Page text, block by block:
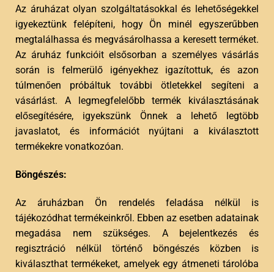
Az áruházat olyan szolgáltatásokkal és lehetőségekkel
igyekeztünk felépíteni, hogy Ön minél egyszerűbben
megtalálhassa és megvásárolhassa a keresett terméket.
Az áruház funkcióit elsősorban a személyes vásárlás
során is felmerülő igényekhez igazítottuk, és azon
túlmenően próbáltuk további ötletekkel segíteni a
vásárlást. A legmegfelelőbb termék kiválasztásának
elősegítésére, igyekszünk Önnek a lehető legtöbb
javaslatot, és információt nyújtani a kiválasztott
termékekre vonatkozóan.
Böngészés:
Az áruházban Ön rendelés feladása nélkül is
tájékozódhat termékeinkről. Ebben az esetben adatainak
megadása nem szükséges. A bejelentkezés és
regisztráció nélkül történő böngészés közben is
kiválaszthat termékeket, amelyek egy átmeneti tárolóba